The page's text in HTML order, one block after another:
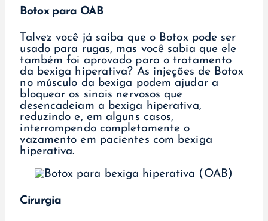
Botox para OAB
Talvez você já saiba que o Botox pode ser
usado para rugas, mas você sabia que ele
também foi aprovado para o tratamento
da bexiga hiperativa? As injeções de Botox
no músculo da bexiga podem ajudar a
bloquear os sinais nervosos que
desencadeiam a bexiga hiperativa,
reduzindo e, em alguns casos,
interrompendo completamente o
vazamento em pacientes com bexiga
hiperativa.
Cirurgia